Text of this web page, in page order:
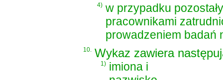
4) w przypadku
pracownikami
prowadzeniem badań
10. Wykaz zawiera
1) imiona i